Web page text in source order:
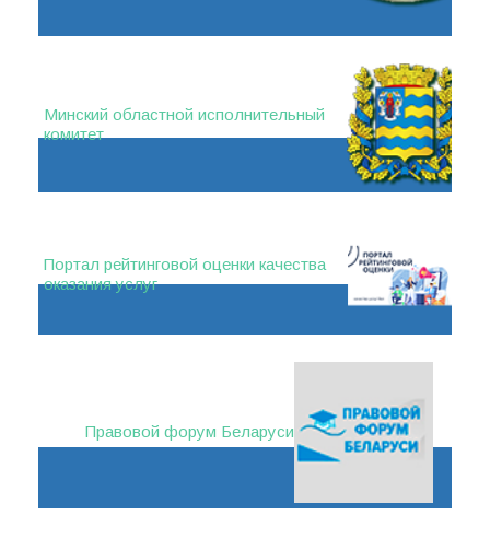
Минский областной исполнительный
комитет
Портал рейтинговой оценки качества
оказания услуг
Правовой форум Беларуси